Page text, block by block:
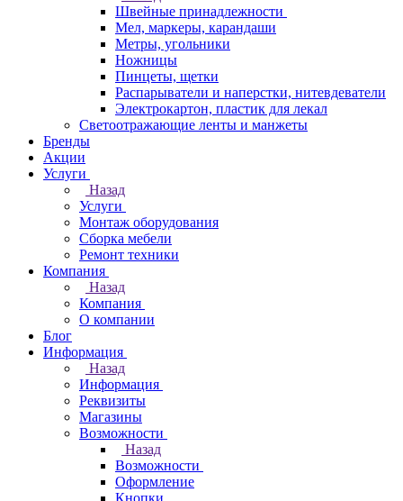
Швейные принадлежности
Мел, маркеры, карандаши
Метры, угольники
Ножницы
Пинцеты, щетки
Распарыватели и наперстки, нитевдеватели
Электрокартон, пластик для лекал
Светоотражающие ленты и манжеты
Бренды
Акции
Услуги
Назад
Услуги
Монтаж оборудования
Сборка мебели
Ремонт техники
Компания
Назад
Компания
О компании
Блог
Информация
Назад
Информация
Реквизиты
Магазины
Возможности
Назад
Возможности
Оформление
Кнопки